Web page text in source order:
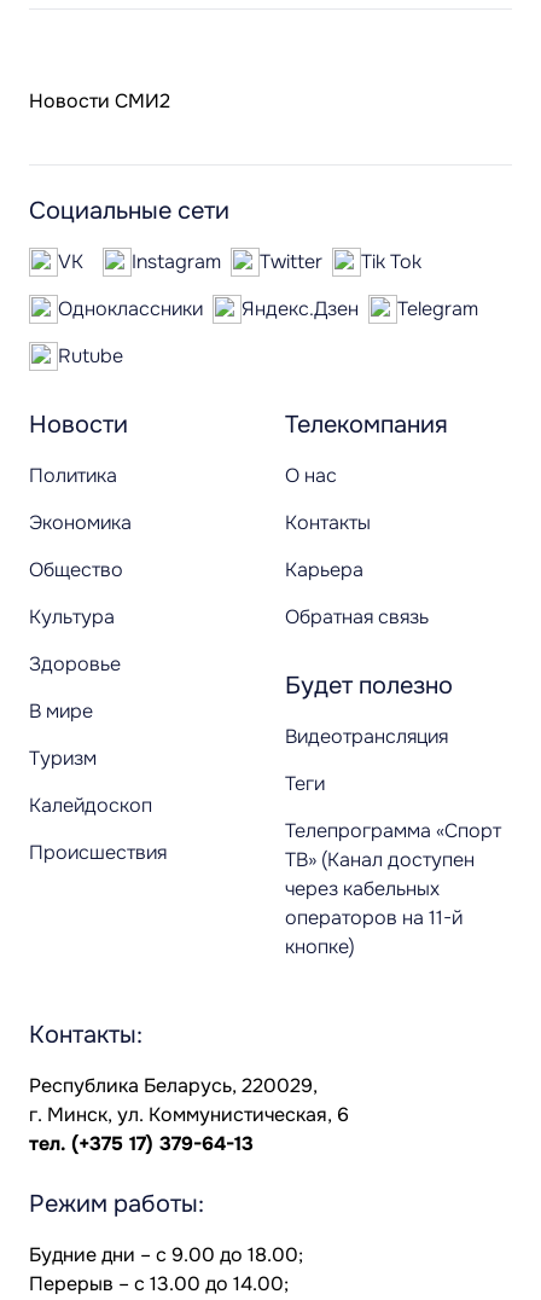
Новости СМИ2
Новости
Политика
Экономика
Общество
Культура
Здоровье
В мире
Туризм
Калейдоскоп
Происшествия
Телекомпания
О нас
Контакты
Карьера
Обратная связь
Будет полезно
Видеотрансляция
Теги
Телепрограмма «Спорт
ТВ» (Канал доступен
через кабельных
операторов на 11-й
кнопке)
Социальные сети
VK Instagram Twitter
Tik Tok
Одноклассники
Яндекс.Дзен
Telegram
Rutube
Контакты:
Республика Беларусь, 220029,
г. Минск, ул. Коммунистическая, 6
тел. (+375 17) 379-64-13
Режим работы:
Будние дни – с 9.00 до 18.00;
Перерыв – с 13.00 до 14.00;